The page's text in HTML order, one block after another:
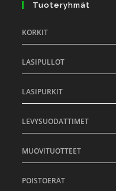
Tuoteryhmät
KORKIT
LASIPULLOT
LASIPURKIT
LEVYSUODATTIMET
MUOVITUOTTEET
POISTOERÄT